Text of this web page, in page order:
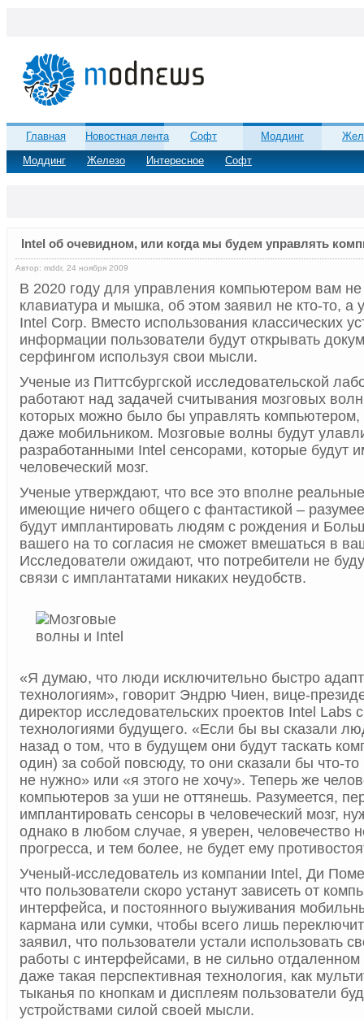
Главная
Новостная лента
Моддинг
Железо Интересное Софт
Софт Моддинг
Intel об очевидном, или когда мы будем управлять
Автор: mddr, 24 ноября 2009
В 2020 году для управления компьютером вам
клавиатура и мышка, об этом заявил не кто-то, а
Intel Corp. Вместо использования классических
информации пользователи будут открывать
серфингом используя свои мысли.
Ученые из Питтсбургской исследовательской
работают над задачей считывания мозговых
которых можно было бы управлять компьютером,
даже мобильником. Мозговые волны будут
разработанными Intel сенсорами, которые будут
человеческий мозг.
Ученые утверждают, что все это вполне
имеющие ничего общего с фантастикой –
будут имплантировать людям с рождения и
вашего на то согласия не сможет вмешаться в
Исследователи ожидают, что потребители не
связи с имплантатами никаких неудобств.
«Я думаю, что люди исключительно быстро
технологиям», говорит Эндрю Чиен, вице-
директор исследовательских проектов Intel Labs
технологиями будущего. «Если бы вы сказали
назад о том, что в будущем они будут таскать
один) за собой повсюду, то они сказали бы что-
не нужно» или «я этого не хочу». Теперь же
компьютеров за уши не оттянешь. Разумеется,
имплантировать сенсоры в человеческий мозг,
однако в любом случае, я уверен, человечество
прогресса, и тем более, не будет ему
Ученый-исследователь из компании Intel, Ди
что пользователи скоро устанут зависеть от
интерфейса, и постоянного выуживания
кармана или сумки, чтобы всего лишь
заявил, что пользователи устали использовать
работы с интерфейсами, в не сильно отдаленном
даже такая перспективная технология, как
тыканья по кнопкам и дисплеям пользователи
устройствами силой своей мысли.